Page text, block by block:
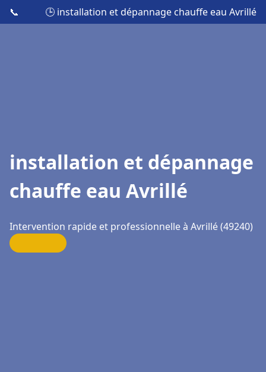
📞 🕒 installation et dépannage chauffe eau Avrillé
installation et dépannage
chauffe eau Avrillé
Intervention rapide et professionnelle à Avrillé (49240)